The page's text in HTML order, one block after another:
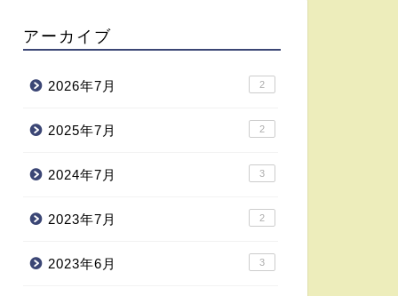
アーカイブ
2026年7月 2
2025年7月 2
2024年7月 3
2023年7月 2
2023年6月 3